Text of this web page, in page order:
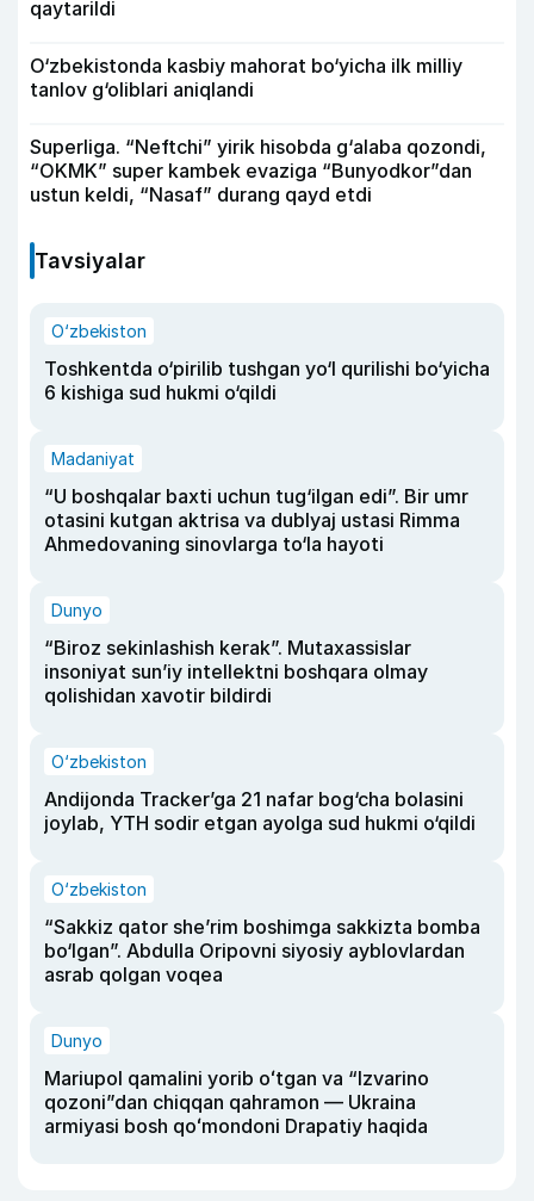
qaytarildi
O‘zbekistonda kasbiy mahorat bo‘yicha ilk milliy
tanlov g‘oliblari aniqlandi
Superliga. “Neftchi” yirik hisobda g‘alaba qozondi,
“OKMK” super kambek evaziga “Bunyodkor”dan
ustun keldi, “Nasaf” durang qayd etdi
Tavsiyalar
O‘zbekiston
Toshkentda o‘pirilib tushgan yo‘l qurilishi bo‘yicha
6 kishiga sud hukmi o‘qildi
Madaniyat
“U boshqalar baxti uchun tug‘ilgan edi”. Bir umr
otasini kutgan aktrisa va dublyaj ustasi Rimma
Ahmedovaning sinovlarga to‘la hayoti
Dunyo
“Biroz sekinlashish kerak”. Mutaxassislar
insoniyat sun’iy intellektni boshqara olmay
qolishidan xavotir bildirdi
O‘zbekiston
Andijonda Tracker’ga 21 nafar bog‘cha bolasini
joylab, YTH sodir etgan ayolga sud hukmi o‘qildi
O‘zbekiston
“Sakkiz qator she’rim boshimga sakkizta bomba
bo‘lgan”. Abdulla Oripovni siyosiy ayblovlardan
asrab qolgan voqea
Dunyo
Mariupol qamalini yorib oʻtgan va “Izvarino
qozoni”dan chiqqan qahramon — Ukraina
armiyasi bosh qoʻmondoni Drapatiy haqida